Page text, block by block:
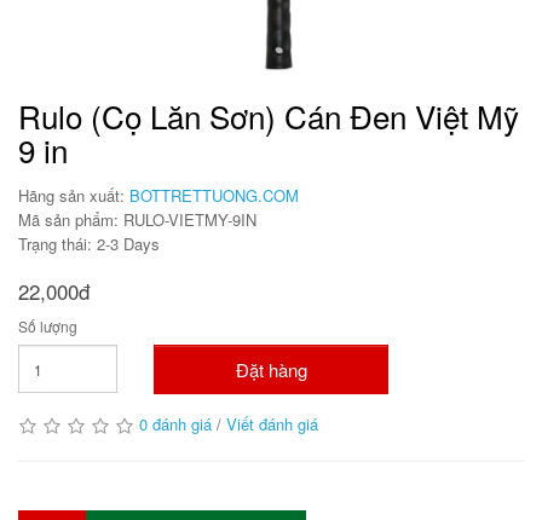
Rulo (Cọ Lăn Sơn) Cán Đen Việt Mỹ
9 in
Hãng sản xuất: BOTTRETTUONG.COM
Mã sản phẩm: RULO-VIETMY-9IN
Trạng thái: 2-3 Days
22,000đ
Số lượng
Đặt hàng
0 đánh giá / Viết đánh giá